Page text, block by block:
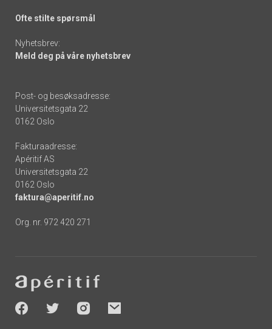
Ofte stilte spørsmål
Nyhetsbrev:
Meld deg på våre nyhetsbrev
Post- og besøksadresse:
Universitetsgata 22
0162 Oslo
Fakturaadresse:
Apéritif AS
Universitetsgata 22
0162 Oslo
faktura@aperitif.no
Org. nr. 972 420 271
-
socials